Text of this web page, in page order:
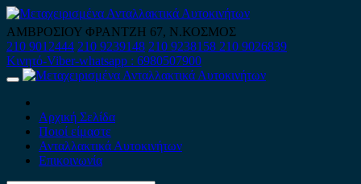
Skip
to
content
ΑΜΒΡΟΣΙΟΥ ΦΡΑΝΤΖΗ 67, Ν.ΚΟΣΜΟΣ
210 9012444 210 9239148 210 9238158 210 9026839
Κινητό-Viber-whatsapp : 6980507900
Primary
Αρχική Σελίδα
Ποιοί είμαστε
Ανταλλακτικά Αυτοκινήτων
Επικοινωνία